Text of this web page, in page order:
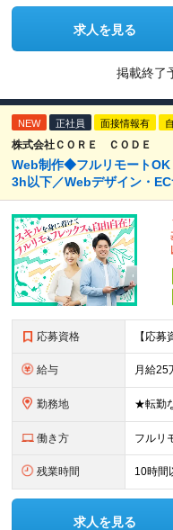
求人を見る
掲載終了
NEW 正社員 面接情報有
株式会社ＣＯＲＥ ＣＯＤＥ
Web制作◆フルリモートOK
3h以下／Webデザイン・
応募資格
給与
勤務地
働き方 フルリ
残業時間 10時間
求人を見る